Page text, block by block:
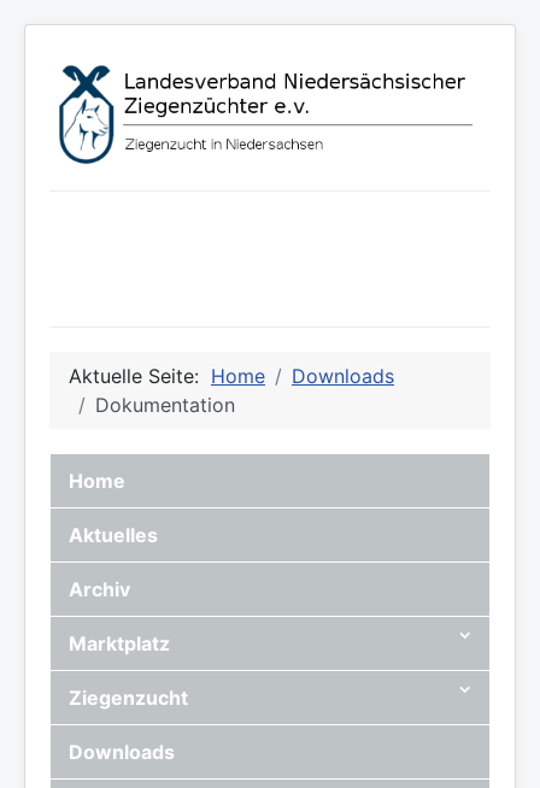
Aktuelle Seite: Home
Downloads
Dokumentation
Home
Aktuelles
Archiv
Marktplatz
Ziegenzucht
Downloads